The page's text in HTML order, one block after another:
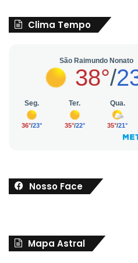
Clima Tempo
Nosso Face
Mapa Astral